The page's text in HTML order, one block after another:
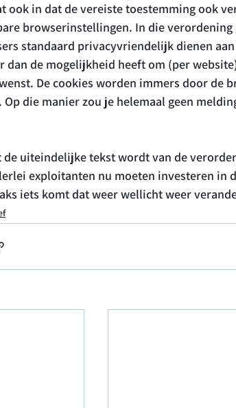
ook in dat de vereiste toestemming ook
browserinstellingen. In die
standaard privacyvriendelijk dienen
dan de mogelijkheid heeft om (per
De cookies worden immers door de
Op die manier zou je helemaal geen
de uiteindelijke tekst wordt van de
exploitanten nu moeten investeren in
iets komt dat weer wellicht weer